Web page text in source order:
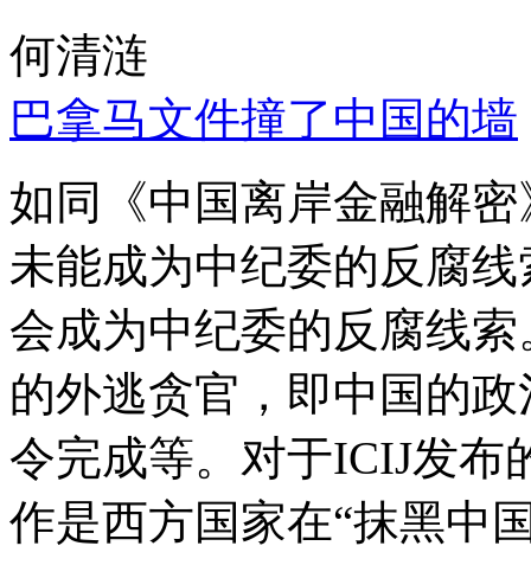
何清涟
巴拿马文件撞了中国的墙
如同《中国离岸金融解
未能成为中纪委的反腐
会成为中纪委的反腐线
的外逃贪官，即中国的
令完成等。对于ICIJ发布
作是西方国家在“抹黑中